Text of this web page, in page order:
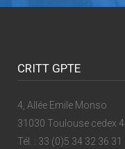
CRITT GPTE
4, Allée Emile Monso
31030 Toulouse cedex 4
Tél. : 33 (0)5 34 32 36 31